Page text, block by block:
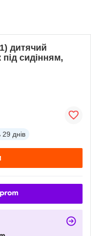
дитячий
під сидінням,
29 днів